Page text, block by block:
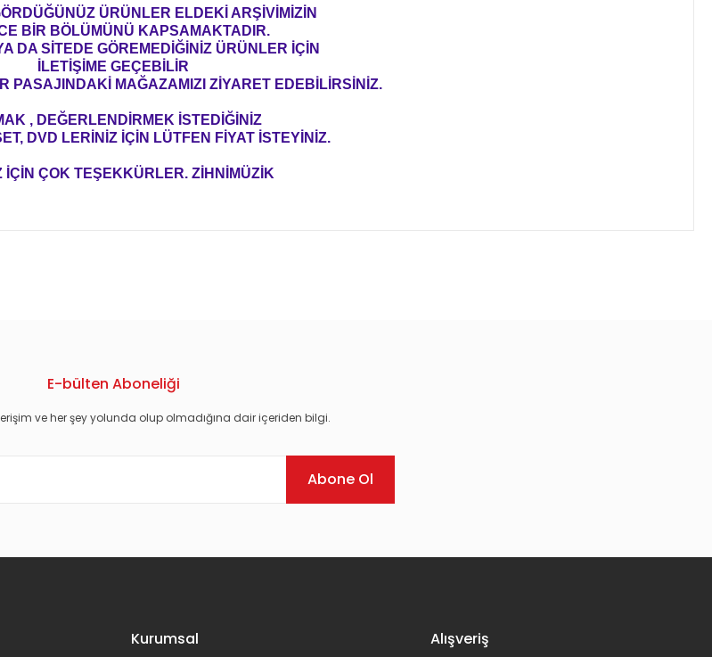
ÜRÜNLER ELDEKİ ARŞİVİMİZİN
BİR BÖLÜMÜNÜ KAPSAMAKTADIR.
DA SİTEDE GÖREMEDİĞİNİZ ÜRÜNLER İÇİN
İLETİŞİME GEÇEBİLİR
PASAJINDAKİ MAĞAZAMIZI ZİYARET EDEBİLİRSİNİZ.
, DEĞERLENDİRMEK İSTEDİĞİNİZ
DVD LERİNİZ İÇİN LÜTFEN FİYAT İSTEYİNİZ.
İÇİN ÇOK TEŞEKKÜRLER. ZİHNİMÜZİK
E-bülten Aboneliği
erişim ve her şey yolunda olup olmadığına dair içeriden bilgi.
Abone Ol
Kurumsal Alışveriş